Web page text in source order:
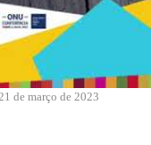
21 de março de 2023